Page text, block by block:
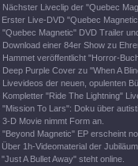
Nächster Liveclip der "Quebec
Erster Live-DVD "Quebec
"Quebec Magnetic" DVD Trailer
Download einer 84er Show zu
Hammet veröffentlicht "Horror-
Deep Purple Cover zu "When A
Livevideos der neuen, opulenten
Kompletter "Ride The Lightning"
"Mission To Lars": Doku über
3-D Movie nimmt Form an.
"Beyond Magnetic" EP erscheint
Über 1h-Videomaterial der
"Just A Bullet Away" steht online.